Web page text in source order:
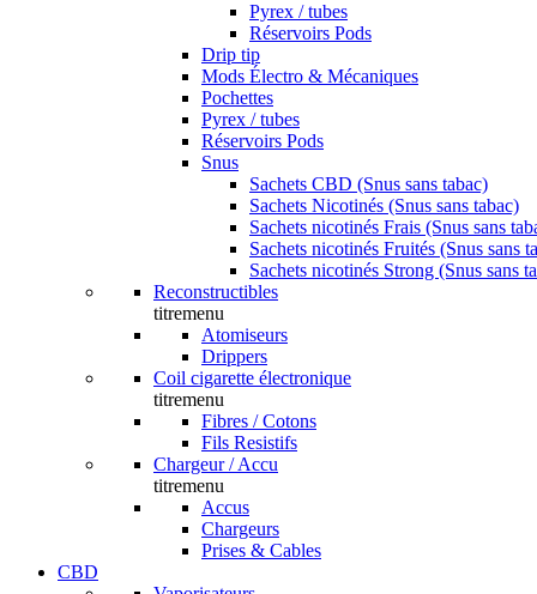
Pyrex / tubes
Réservoirs Pods
Drip tip
Mods Électro & Mécaniques
Pochettes
Pyrex / tubes
Réservoirs Pods
Snus
Sachets CBD (Snus sans tabac)
Sachets Nicotinés (Snus sans tabac)
Sachets nicotinés Frais (Snus sans
Sachets nicotinés Fruités (Snus sans
Sachets nicotinés Strong (Snus sans
Reconstructibles
titremenu
Atomiseurs
Drippers
Coil cigarette électronique
titremenu
Fibres / Cotons
Fils Resistifs
Chargeur / Accu
titremenu
Accus
Chargeurs
Prises & Cables
CBD